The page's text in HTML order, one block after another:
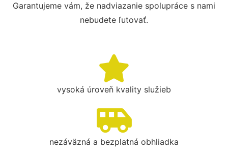
Garantujeme vám, že nadviazanie spolupráce s nami
nebudete ľutovať.
vysoká úroveň kvality služieb
nezáväzná a bezplatná obhliadka